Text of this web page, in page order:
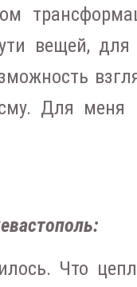
вещей,
Для
Что